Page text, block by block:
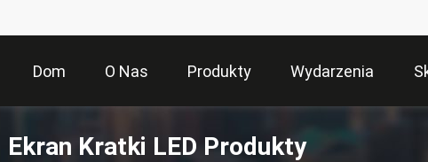
Dom O Nas Produkty Wydarzenia
Ekran Kratki LED Produkty